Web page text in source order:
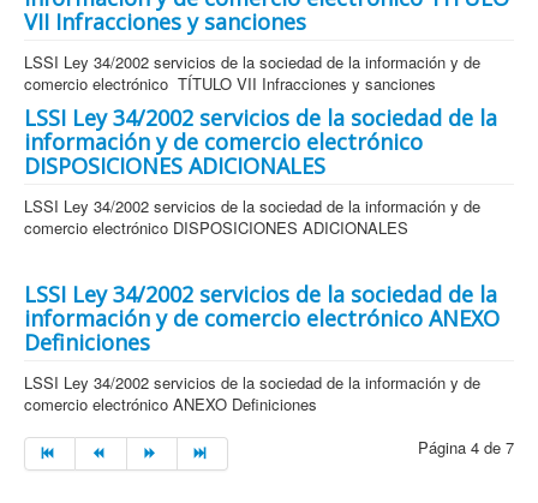
VII Infracciones y sanciones
LSSI Ley 34/2002 servicios de la sociedad de la información y de
comercio electrónico TÍTULO VII Infracciones y sanciones
LSSI Ley 34/2002 servicios de la sociedad de la
información y de comercio electrónico
DISPOSICIONES ADICIONALES
LSSI Ley 34/2002 servicios de la sociedad de la información y de
comercio electrónico DISPOSICIONES ADICIONALES
LSSI Ley 34/2002 servicios de la sociedad de la
información y de comercio electrónico ANEXO
Definiciones
LSSI Ley 34/2002 servicios de la sociedad de la información y de
comercio electrónico ANEXO Definiciones
Página 4 de 7